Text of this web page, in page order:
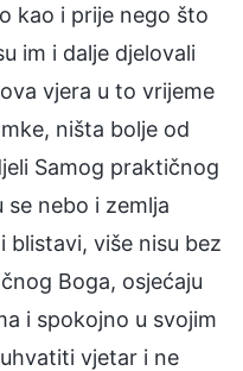
kao i prije nego što
im i dalje djelovali
vjera u to vrijeme
ništa bolje od
Samog praktičnog
se nebo i zemlja
blistavi, više nisu bez
Boga, osjećaju
i spokojno u svojim
vjetar i ne